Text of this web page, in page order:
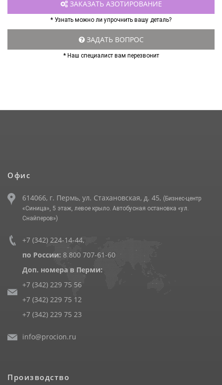
ЗАКАЗАТЬ АЗОТИРОВАНИЕ
* Узнать можно ли упрочнить вашу деталь?
ЗАДАТЬ ВОПРОС
* Наш специалист вам перезвонит
Офис
614066, г. Пермь, ул. Стахановская, д. 45, (Бизнес-центр
«Синица», 5 этаж, левое крыло. Автобусная остановка «ул.
Снайперов»)
+7 (342) 224-14-44,
по России: 8 800 707-61-60
Доп. номера в Перми:
+7 (342) 229 75 56
+7 (342) 229 75 12
+7 (342) 229 75 23
info@procion.ru
Производство